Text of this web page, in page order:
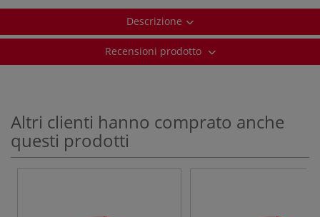
Descrizione
Recensioni prodotto
Altri clienti hanno comprato anche
questi prodotti